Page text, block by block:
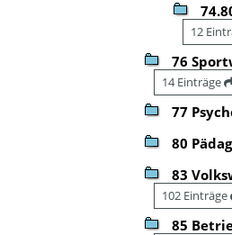
12
76
14 Einträge
77
80
83
102 Einträge
85